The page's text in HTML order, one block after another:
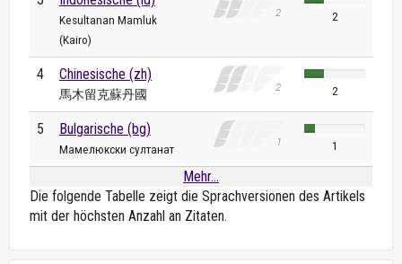
Kesultanan Mamluk
(Kairo)
2
4 Chinesische (zh)
馬木留克蘇丹國 2
5 Bulgarische (bg)
Мамелюкски султанат 1
Mehr...
Die folgende Tabelle zeigt die Sprachversionen des Artikels
mit der höchsten Anzahl an Zitaten.